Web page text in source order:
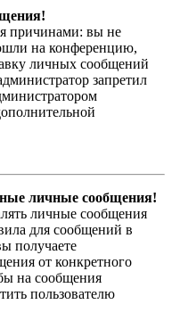
причинами: вы не
на конференцию,
личных сообщений
запретил
личные сообщения!
личные сообщения
для сообщений в
получаете
от конкретного
на сообщения
пользователю